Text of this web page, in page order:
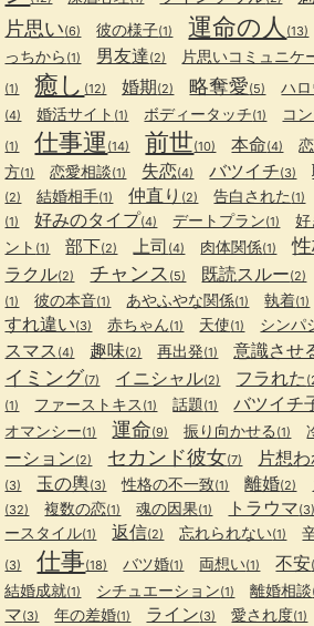
片思い(6) 彼の様子(1) 運命の人 (13)
っちから (1) 男友達(2) 片思いコミュニケ
(1) 癒し (12) 婚期(2) 略奪愛(5) ハ
(4) 婚活サイト (1) ボディータッチ(1) コ
(1) 仕事運 (14) 前世(10) 本命(4)
方(1) 恋愛相談(1) 失恋(4) バツイチ(3)
(2) 結婚相手(1) 仲直り (2) 告白された (1)
(1) 好みのタイプ(4) デートプラン(1) 好
ント (1) 部下(2) 上司 (4) 肉体関係(1)
ラクル(2) チャンス (5) 既読スルー(2)
(1) 彼の本音(1) あやふやな関係(1) 執着(1)
すれ違い(3) 赤ちゃん(1) 天使(1) シンパ
スマス (4) 趣味(2) 再出発(1) 意識させ
イミング(7) イニシャル(2) フラれた
(1) ファーストキス (1) 話題(1) バツイチ
オマンシー(1) 運命(9) 振り向かせる (1)
ーション(2) セカンド彼女(7) 片想
(3) 玉の輿(3) 性格の不一致(1) 離婚(2)
(32) 複数の恋(1) 魂の因果(1) トラウマ(3)
ースタイル(1) 返信(2) 忘れられない(1)
(3) 仕事(18) バツ婚(1) 両想い(1) 不安
結婚成就(1) シチュエーション(1) 離婚相談
マ(3) 年の差婚(1) ライン(3) 愛され度(1)